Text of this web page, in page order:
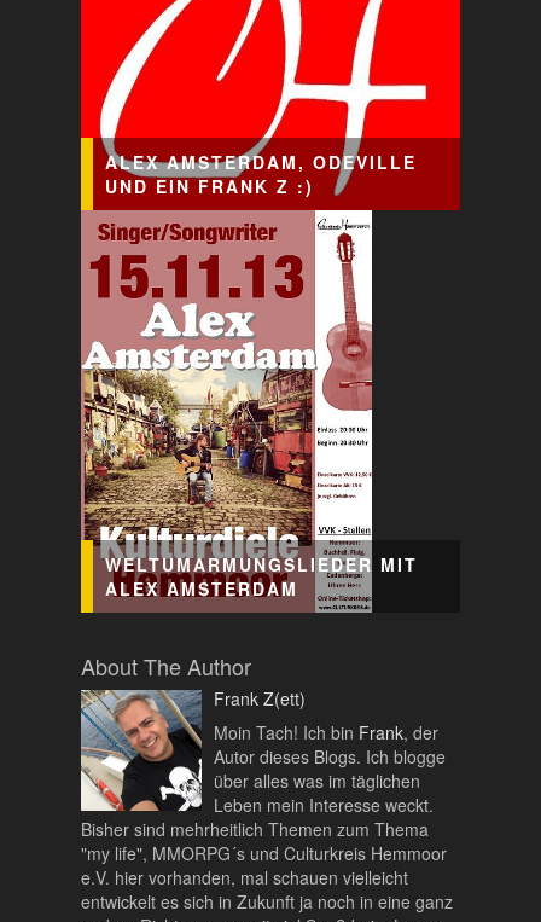
ALEX AMSTERDAM, ODEVILLE
UND EIN FRANK Z :)
WELTUMARMUNGSLIEDER MIT
ALEX AMSTERDAM
About The Author
Frank Z(ett)
Moin Tach! Ich bin Frank, der
Autor dieses Blogs. Ich blogge
über alles was im täglichen
Leben mein Interesse weckt.
Bisher sind mehrheitlich Themen zum Thema
"my life", MMORPG´s und Culturkreis Hemmoor
e.V. hier vorhanden, mal schauen vielleicht
entwickelt es sich in Zukunft ja noch in eine ganz